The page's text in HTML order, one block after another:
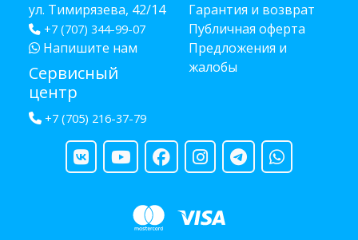
ул. Тимирязева, 42/14
+7 (707) 344-99-07
Напишите нам
Сервисный
центр
+7 (705) 216-37-79
Гарантия и возврат
Публичная оферта
Предложения и
жалобы